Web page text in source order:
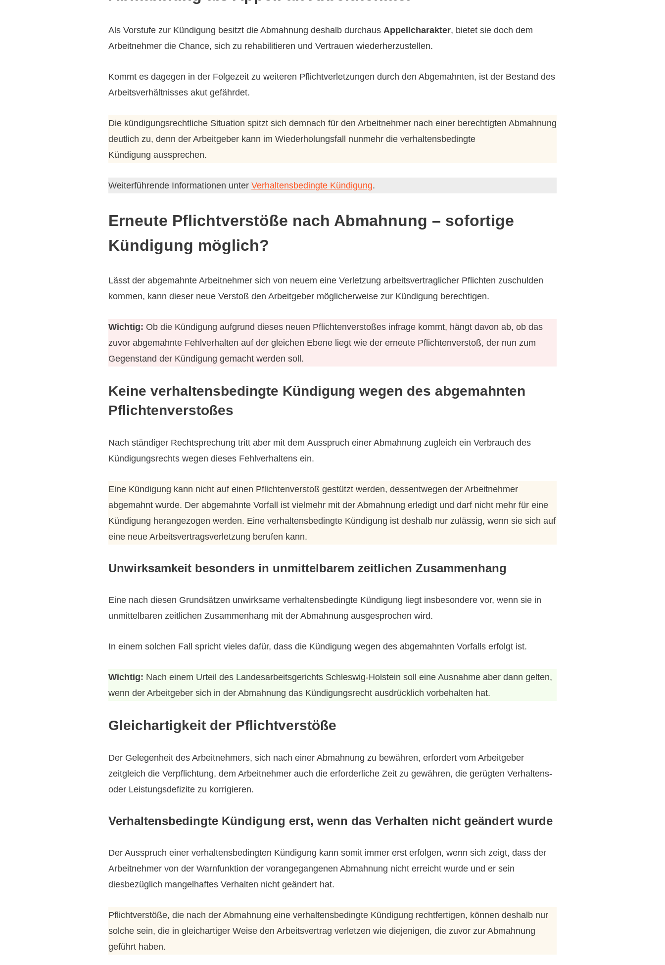
Als Vorstufe zur Kündigung besitzt die Abmahnung deshalb durchaus Appellcharakter, bietet sie doch dem
Arbeitnehmer die Chance, sich zu rehabilitieren und Vertrauen wiederherzustellen.
Kommt es dagegen in der Folgezeit zu weiteren Pflichtverletzungen durch den Abgemahnten, ist der Bestand des
Arbeitsverhältnisses akut gefährdet.
Die kündigungsrechtliche Situation spitzt sich demnach für den Arbeitnehmer nach einer berechtigten Abmahnung
deutlich zu, denn der Arbeitgeber kann im Wiederholungsfall nunmehr die verhaltensbedingte
Kündigung aussprechen.
Weiterführende Informationen unter Verhaltensbedingte Kündigung.
Erneute Pflichtverstöße nach Abmahnung – sofortige
Kündigung möglich?
Lässt der abgemahnte Arbeitnehmer sich von neuem eine Verletzung arbeitsvertraglicher Pflichten zuschulden
kommen, kann dieser neue Verstoß den Arbeitgeber möglicherweise zur Kündigung berechtigen.
Wichtig: Ob die Kündigung aufgrund dieses neuen Pflichtenverstoßes infrage kommt, hängt davon ab, ob das
zuvor abgemahnte Fehlverhalten auf der gleichen Ebene liegt wie der erneute Pflichtenverstoß, der nun zum
Gegenstand der Kündigung gemacht werden soll.
Keine verhaltensbedingte Kündigung wegen des abgemahnten
Pflichtenverstoßes
Nach ständiger Rechtsprechung tritt aber mit dem Ausspruch einer Abmahnung zugleich ein Verbrauch des
Kündigungsrechts wegen dieses Fehlverhaltens ein.
Eine Kündigung kann nicht auf einen Pflichtenverstoß gestützt werden, dessentwegen der Arbeitnehmer
abgemahnt wurde. Der abgemahnte Vorfall ist vielmehr mit der Abmahnung erledigt und darf nicht mehr für eine
Kündigung herangezogen werden. Eine verhaltensbedingte Kündigung ist deshalb nur zulässig, wenn sie sich auf
eine neue Arbeitsvertragsverletzung berufen kann.
Unwirksamkeit besonders in unmittelbarem zeitlichen Zusammenhang
Eine nach diesen Grundsätzen unwirksame verhaltensbedingte Kündigung liegt insbesondere vor, wenn sie in
unmittelbaren zeitlichen Zusammenhang mit der Abmahnung ausgesprochen wird.
In einem solchen Fall spricht vieles dafür, dass die Kündigung wegen des abgemahnten Vorfalls erfolgt ist.
Wichtig: Nach einem Urteil des Landesarbeitsgerichts Schleswig-Holstein soll eine Ausnahme aber dann gelten,
wenn der Arbeitgeber sich in der Abmahnung das Kündigungsrecht ausdrücklich vorbehalten hat.
Gleichartigkeit der Pflichtverstöße
Der Gelegenheit des Arbeitnehmers, sich nach einer Abmahnung zu bewähren, erfordert vom Arbeitgeber
zeitgleich die Verpflichtung, dem Arbeitnehmer auch die erforderliche Zeit zu gewähren, die gerügten Verhaltens-
oder Leistungsdefizite zu korrigieren.
Verhaltensbedingte Kündigung erst, wenn das Verhalten nicht geändert wurde
Der Ausspruch einer verhaltensbedingten Kündigung kann somit immer erst erfolgen, wenn sich zeigt, dass der
Arbeitnehmer von der Warnfunktion der vorangegangenen Abmahnung nicht erreicht wurde und er sein
diesbezüglich mangelhaftes Verhalten nicht geändert hat.
Pflichtverstöße, die nach der Abmahnung eine verhaltensbedingte Kündigung rechtfertigen, können deshalb nur
solche sein, die in gleichartiger Weise den Arbeitsvertrag verletzen wie diejenigen, die zuvor zur Abmahnung
geführt haben.